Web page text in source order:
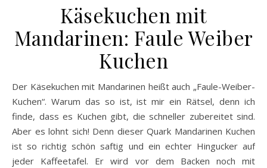
Käsekuchen mit
Mandarinen: Faule Weiber
Kuchen
Der Käsekuchen mit Mandarinen heißt auch „Faule-Weiber-
Kuchen“. Warum das so ist, ist mir ein Rätsel, denn ich
finde, dass es Kuchen gibt, die schneller zubereitet sind.
Aber es lohnt sich! Denn dieser Quark Mandarinen Kuchen
ist so richtig schön saftig und ein echter Hingucker auf
jeder Kaffeetafel. Er wird vor dem Backen noch mit